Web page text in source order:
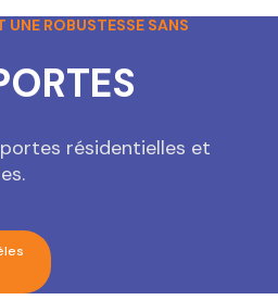
UNE ROBUSTESSE SANS
résidentielles et